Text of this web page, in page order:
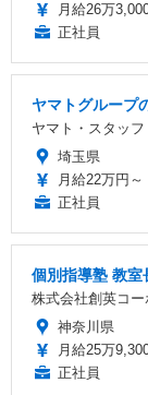
月給26万
正社員
ヤマトグループ
ヤマト・スタッ
埼玉県
月給22万円～
正社員
個別指導塾 教室
株式会社創英コ
神奈川県
月給25万
正社員